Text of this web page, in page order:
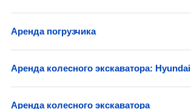
Аренда погрузчика
Аренда колесного экскаватора: Hyundai
Аренда колесного экскаватора